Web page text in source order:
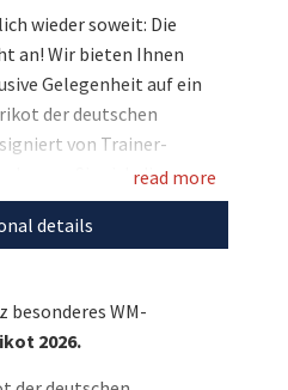
wieder soweit: Die
an! Wir bieten Ihnen
Gelegenheit auf ein
der deutschen
von Trainer-
Lassen Sie sich diese
nicht entgehen und
WM-Party! Bieten Sie
auch weitere
read more
details
besonderes WM-
2026.